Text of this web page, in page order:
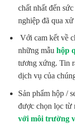
chất nhất đến
nghiệp đã qua
Với cam kết về
những mẫu hộp
tương xứng. Tin
dịch vụ của
Sản phẩm hộp /
được chọn lọc từ
với môi trường